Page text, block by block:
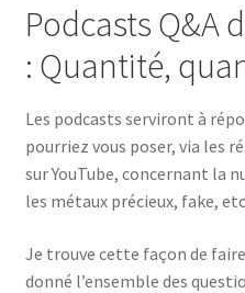
Podcasts Q&A
: Quantité,
Les podcasts serviront à
pourriez vous poser, via les
sur YouTube, concernant la
les métaux précieux, fake,
Je trouve cette façon de
donné l’ensemble des